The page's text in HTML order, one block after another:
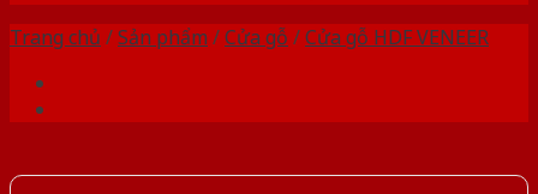
Trang chủ /Sản phẩm /Cửa gỗ /Cửa gỗ HDF VENEER